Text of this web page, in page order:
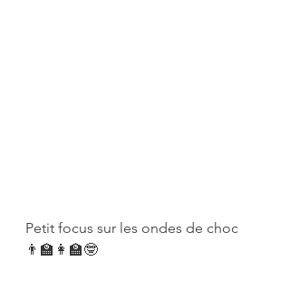
Petit focus sur les ondes de choc
👨‍🏫👩‍🏫🤓